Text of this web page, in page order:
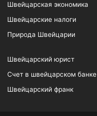
Швейцарская экономика
Швейцарские налоги
Природа Швейцарии
Швейцарский юрист
Счет в швейцарском банке
Швейцарский франк